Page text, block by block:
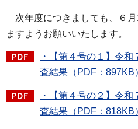
次年度につきましても、６
ますようお願いいたします。
・【第４号の１】令
査結果（PDF：897KB
・【第４号の２】令
査結果（PDF：818KB